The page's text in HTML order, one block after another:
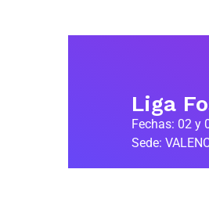
Liga
Fechas: 02 y
Sede: